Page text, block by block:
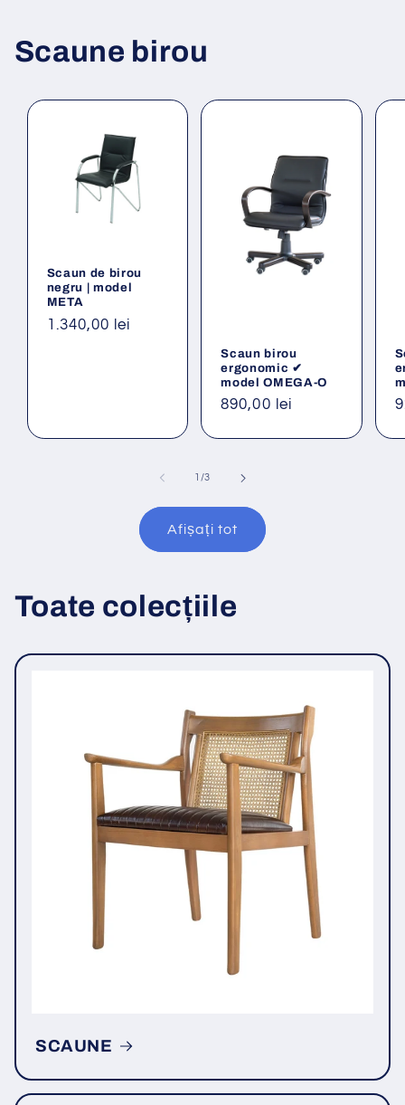
Scaune birou
Scaun de birou
negru | model
META
Preț
1.340,00 lei
Scaun birou
ergonomic ✔
model OMEGA-O
Preț
890,00 lei
/din
3
Afișați tot
Toate colecțiile
SCAUNE